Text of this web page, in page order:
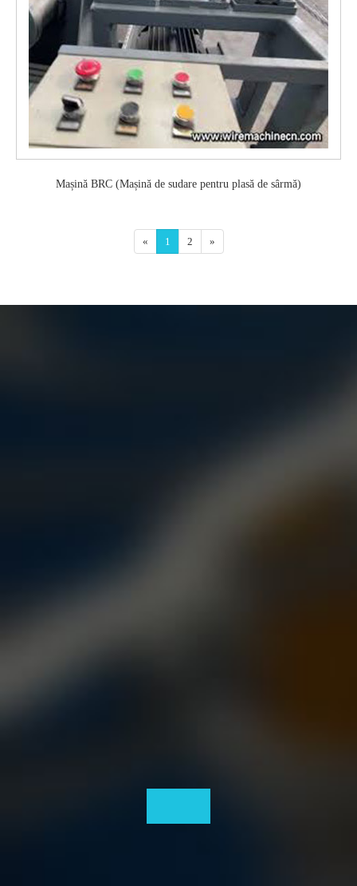
Mașină BRC (Mașină de sudare pentru plasă de sârmă)
« 1 2 »